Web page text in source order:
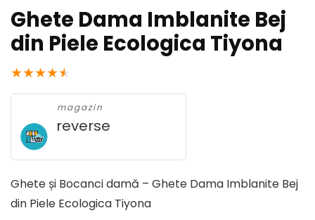
Ghete Dama Imblanite Bej
din Piele Ecologica Tiyona
★★★★★
magazin
reverse
Ghete și Bocanci damă – Ghete Dama Imblanite Bej
din Piele Ecologica Tiyona